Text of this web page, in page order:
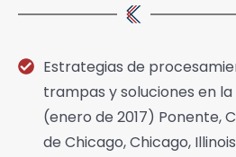
Estrategias de
trampas y soluciones en
(enero de 2017) Ponente,
de Chicago, Chicago,